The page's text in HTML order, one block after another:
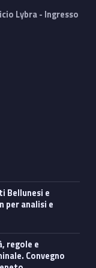
Lybra - Ingresso
per analisi e
Convegno